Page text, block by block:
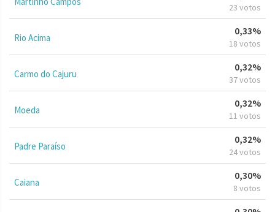
23 votos
Rio Acima
0,33%
18 votos
Carmo do Cajuru
0,32%
37 votos
Moeda
0,32%
11 votos
Padre Paraíso
0,32%
24 votos
Caiana
0,30%
8 votos